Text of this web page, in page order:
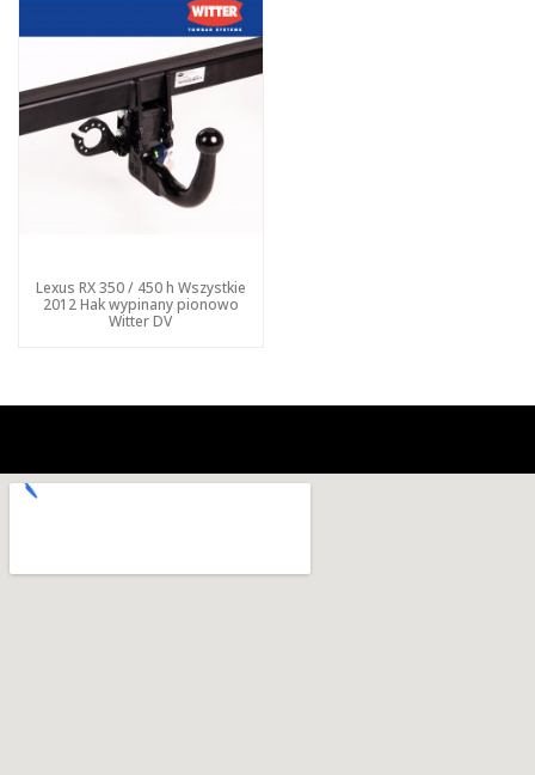
Lexus RX 350 / 450 h Wszystkie
2012 Hak wypinany pionowo
Witter DV